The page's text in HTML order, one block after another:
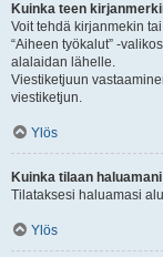
Kuinka teen
Voit tehdä kirjanmekin
“Aiheen työkalut” -
alalaidan lähelle.
Viestiketjuun
viestiketjun.
Ylös
Kuinka tilaan
Tilataksesi haluamasi
Ylös